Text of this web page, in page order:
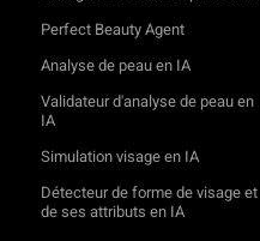
Perfect Beauty Agent
Analyse de peau en IA
Validateur d'analyse de peau en
IA
Simulation visage en IA
Détecteur de forme de visage et
de ses attributs en IA